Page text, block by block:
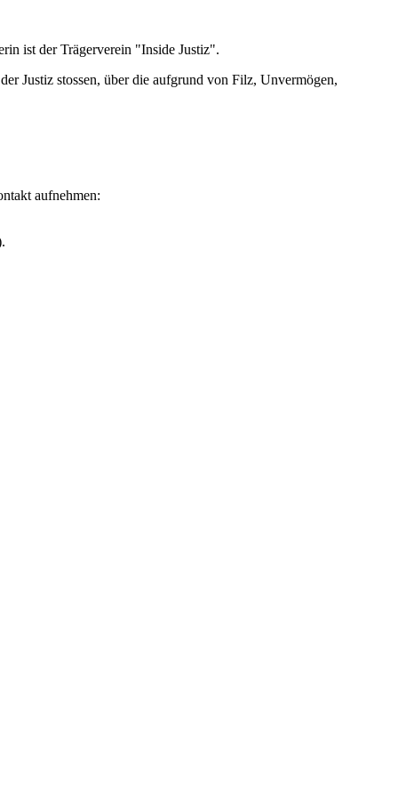
ist der Trägerverein "Inside Justiz".
Justiz stossen, über die aufgrund von Filz, Unvermögen,
aufnehmen: